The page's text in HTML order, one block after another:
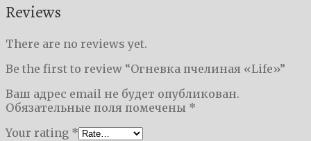
Reviews
There are no reviews yet.
Be the first to review “Огневка пчелиная «Life»”
Ваш адрес email не будет опубликован.
Обязательные поля помечены *
Your rating *